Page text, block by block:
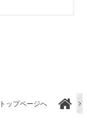
トップページへ